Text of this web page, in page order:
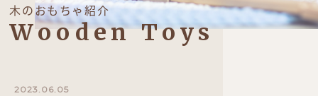
木のおもちゃ紹介
Wooden Toys
2023.06.05